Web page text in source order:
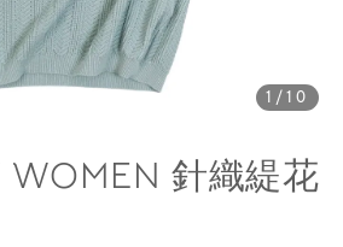
1 /10
WOMEN 針織緹花